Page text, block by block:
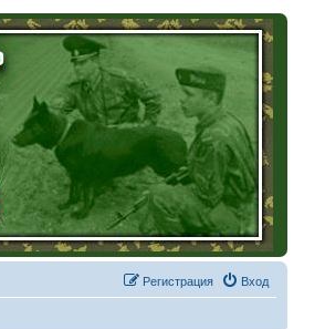
Вход
Регистрация